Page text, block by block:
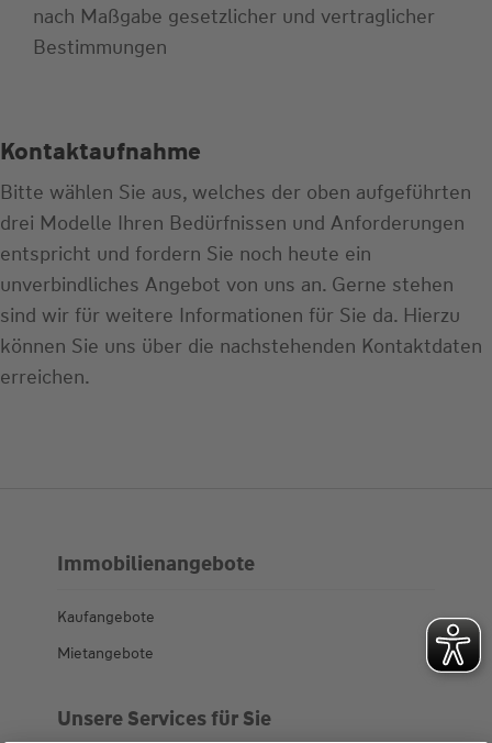
nach Maßgabe gesetzlicher und vertraglicher
Bestimmungen
Kontaktaufnahme
Bitte wählen Sie aus, welches der oben aufgeführten
drei Modelle Ihren Bedürfnissen und Anforderungen
entspricht und fordern Sie noch heute ein
unverbindliches Angebot von uns an. Gerne stehen
sind wir für weitere Informationen für Sie da. Hierzu
können Sie uns über die nachstehenden Kontaktdaten
erreichen.
Immobilienangebote
Kaufangebote
Mietangebote
Unsere Services für Sie